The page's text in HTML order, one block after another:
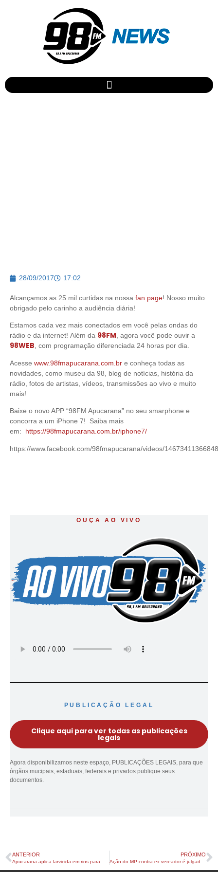
28/09/2017 17:02
Alcançamos as 25 mil curtidas na nossa fan page! Nosso muito
obrigado pelo carinho a audiência diária!
Estamos cada vez mais conectados em você pelas ondas do
rádio e da internet! Além da 98FM, agora você pode ouvir a
98WEB, com programação diferenciada 24 horas por dia.
Acesse www.98fmapucarana.com.br e conheça todas as
novidades, como museu da 98, blog de notícias, história da
rádio, fotos de artistas, vídeos, transmissões ao vivo e muito
mais!
Baixe o novo APP “98FM Apucarana” no seu smarphone e
concorra a um iPhone 7! Saiba mais
em: https://98fmapucarana.com.br/iphone7/
https://www.facebook.com/98fmapucarana/videos/
OUÇA AO VIVO
PUBLICAÇÃO LEGAL
Clique aqui para ver todas as publicações
legais
Agora disponibilizamos neste espaço, PUBLICAÇÕES LEGAIS, para que
órgãos mucipais, estaduais, federais e privados publique seus
documentos.
ANTERIOR PRÓXIMO